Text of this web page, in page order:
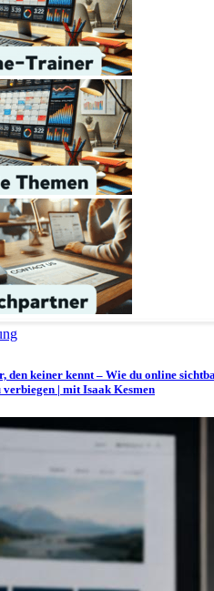
den keiner kennt – Wie du online
| mit Isaak Kesmen